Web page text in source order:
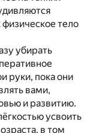
тело
убирать
руки, пока они
вами,
и развитию.
усвоить
в том